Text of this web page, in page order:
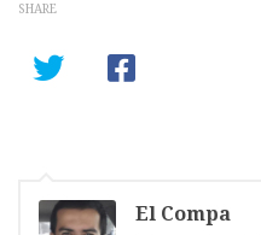
SHARE
El Compa